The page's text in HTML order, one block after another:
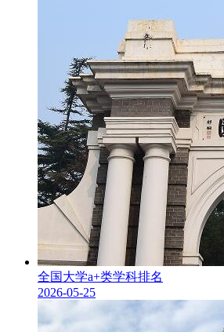
全国大学a+类学科排名
2026-05-25